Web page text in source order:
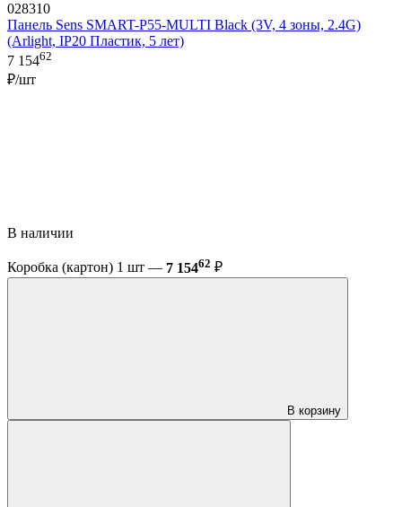
028310
Панель Sens SMART-P55-MULTI Black (3V, 4 зоны, 2.4G)
(Arlight, IP20 Пластик, 5 лет)
7 15462
₽/шт
В наличии
Коробка (картон) 1 шт — 7 15462 ₽
В корзину